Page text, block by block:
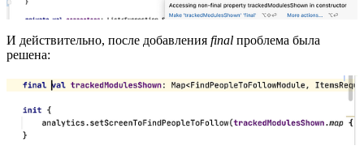
И действительно, после добавления final проблема была
решена: